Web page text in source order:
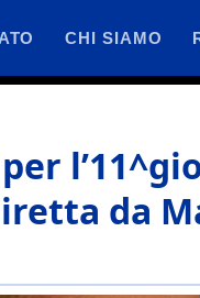
CHI SIAMO
da